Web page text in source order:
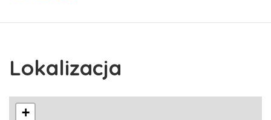
Lokalizacja
+